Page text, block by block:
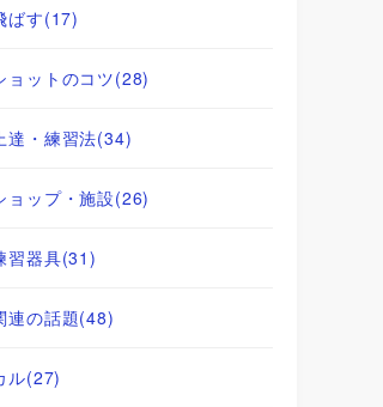
ばす(17)
ョットのコツ(28)
達・練習法(34)
ョップ・施設(26)
習器具(31)
連の話題(48)
ル(27)